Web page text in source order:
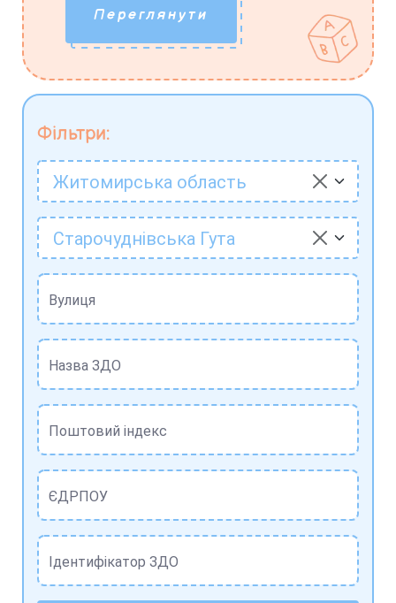
Фільтри:
Житомирська область
Старочуднівська Гута
Вулиця
Назва ЗДО
Поштовий індекс
ЄДРПОУ
Ідентифікатор ЗДО
Переглянути